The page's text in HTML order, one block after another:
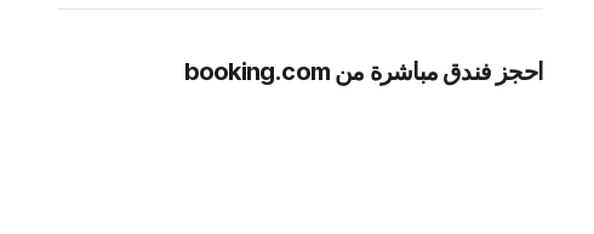
احجز فندق مباشرة من booking.com